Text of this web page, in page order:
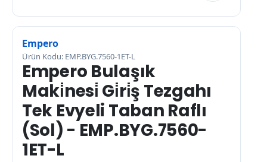
Empero
Ürün Kodu: EMP.BYG.7560-1ET-L
Empero Bulaşık
Maki̇nesi̇ Gi̇ri̇ş Tezgahı
Tek Evyeli Taban Raflı
(Sol) - EMP.BYG.7560-
1ET-L